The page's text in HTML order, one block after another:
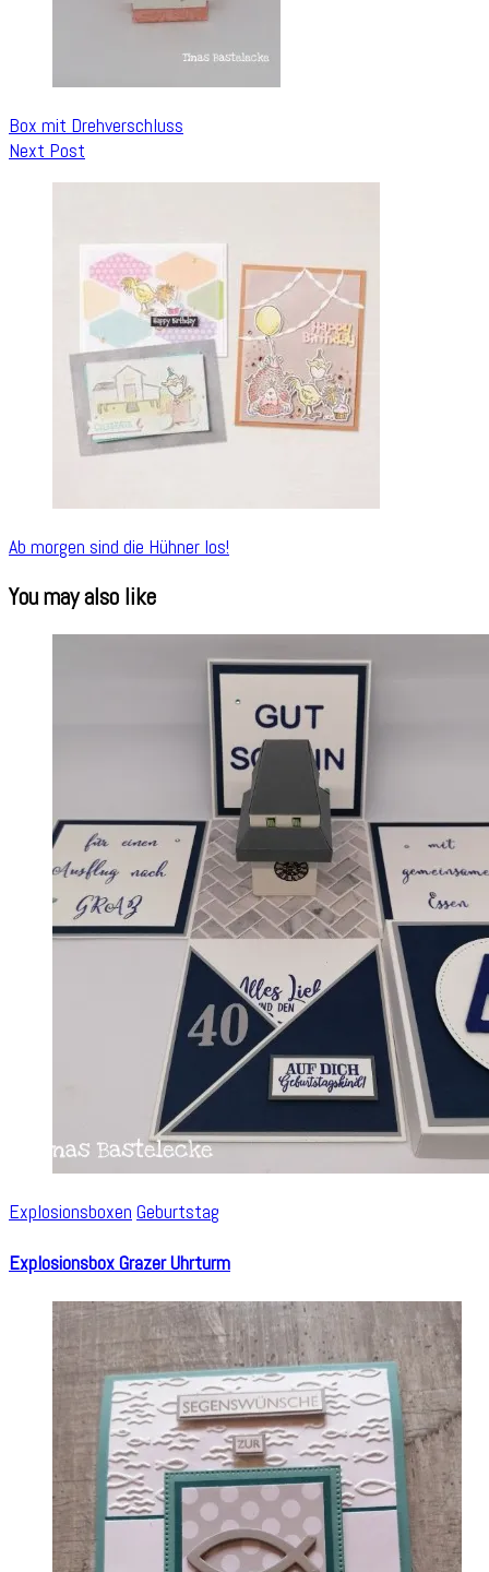
Box mit Drehverschluss
Next Post
Ab morgen sind die Hühner los!
You may also like
Explosionsboxen Geburtstag
Explosionsbox Grazer Uhrturm